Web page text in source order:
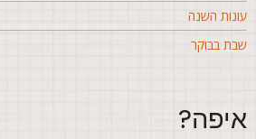
השנה
בבוקר